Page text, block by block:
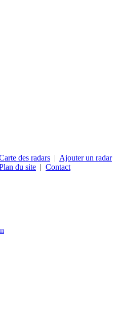
des radars | Ajouter un radar
du site | Contact